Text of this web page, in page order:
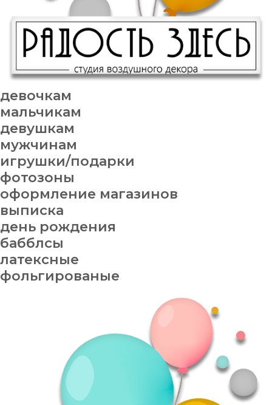
девочкам
мальчикам
девушкам
мужчинам
игрушки/подарки
фотозоны
оформление магазинов
выписка
день рождения
бабблсы
латексные
фольгированые